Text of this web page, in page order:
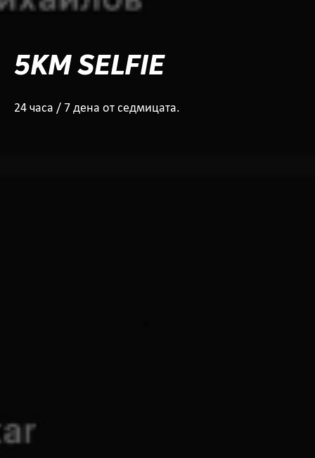
5KM SELFIE
24 часа / 7 дена от седмицата.